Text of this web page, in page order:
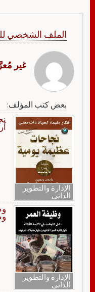
الملف الشخصي
غير
بعض كتب المؤلف:
الإدارة والتطوير
الذاتي
الإدارة والتطوير
الذاتي